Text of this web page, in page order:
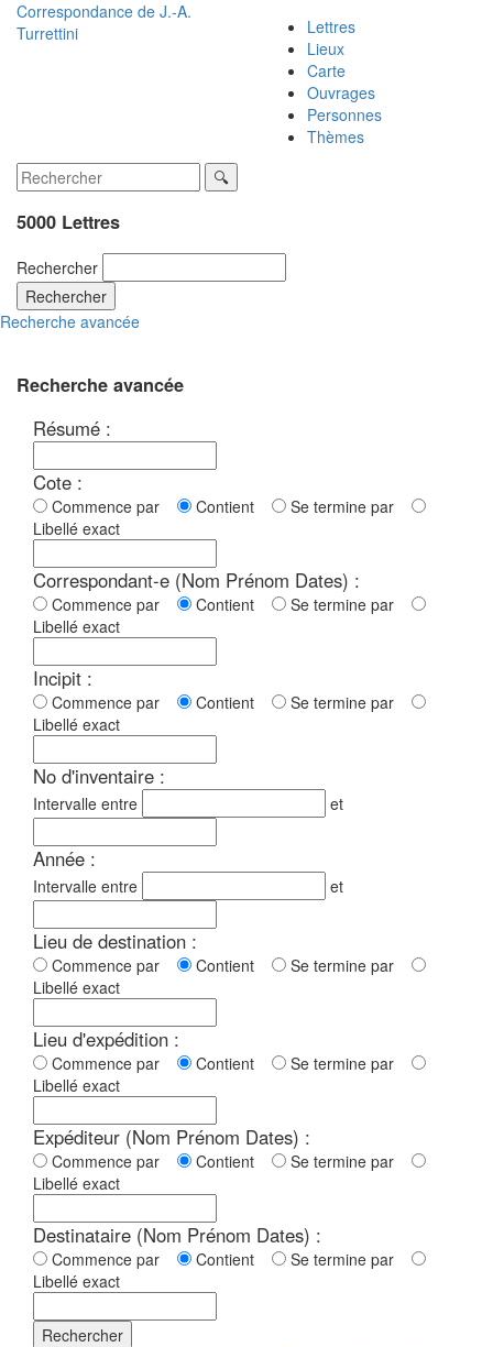
Correspondance de J.-A.
Turrettini
Lettres
Lieux
Carte
Ouvrages
Personnes
Thèmes
5000 Lettres
Rechercher
Rechercher
Recherche avancée
Recherche avancée
Résumé :
Cote :
Commence par Contient
Se termine par
Libellé exact
Correspondant-e (Nom Prénom Dates) :
Commence par Contient
Se termine par
Libellé exact
Incipit :
Commence par Contient
Se termine par
Libellé exact
No d'inventaire :
Intervalle entre et
Année :
Intervalle entre et
Lieu de destination :
Commence par Contient
Se termine par
Libellé exact
Lieu d'expédition :
Commence par Contient
Se termine par
Libellé exact
Expéditeur (Nom Prénom Dates) :
Commence par Contient
Se termine par
Libellé exact
Destinataire (Nom Prénom Dates) :
Commence par Contient
Se termine par
Libellé exact
Rechercher